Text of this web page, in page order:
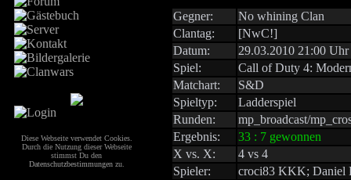
Diese Webseite verwendet Cookies.
Durch die Nutzung dieser Webseite
stimmst Du den
Datenschutzbestimmungen zu.
Gegner:
No whining Clan
Clantag:
[NwC!]
Datum:
29.03.2010 21:00 Uhr
Spiel:
Call of Duty 4:
Matchart:
S&D
Spieltyp:
Ladderspiel
Runden:
mp_broadcast/
Ergebnis:
33 : 7 gewonnen
X vs. X:
4 vs 4
Spieler:
croci83 KKK;